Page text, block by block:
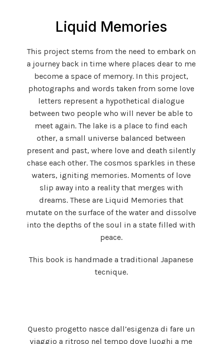
Liquid Memories
This project stems from the need to embark on
a journey back in time where places dear to me
become a space of memory. In this project,
photographs and words taken from some love
letters represent a hypothetical dialogue
between two people who will never be able to
meet again. The lake is a place to find each
other, a small universe balanced between
present and past, where love and death silently
chase each other. The cosmos sparkles in these
waters, igniting memories. Moments of love
slip away into a reality that merges with
dreams. These are Liquid Memories that
mutate on the surface of the water and dissolve
into the depths of the soul in a state filled with
peace.
This book is handmade a traditional Japanese
tecnique.
Questo progetto nasce dall’esigenza di fare un
viaggio a ritroso nel tempo dove luoghi a me